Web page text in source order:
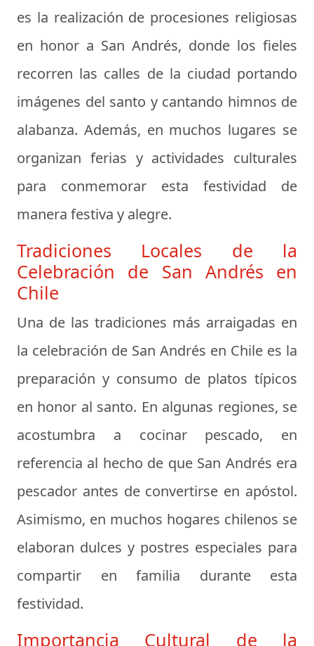
es la realización de procesiones religiosas
en honor a San Andrés, donde los fieles
recorren las calles de la ciudad portando
imágenes del santo y cantando himnos de
alabanza. Además, en muchos lugares se
organizan ferias y actividades culturales
para conmemorar esta festividad de
manera festiva y alegre.
Tradiciones Locales de la
Celebración de San Andrés en
Chile
Una de las tradiciones más arraigadas en
la celebración de San Andrés en Chile es la
preparación y consumo de platos típicos
en honor al santo. En algunas regiones, se
acostumbra a cocinar pescado, en
referencia al hecho de que San Andrés era
pescador antes de convertirse en apóstol.
Asimismo, en muchos hogares chilenos se
elaboran dulces y postres especiales para
compartir en familia durante esta
festividad.
Importancia Cultural de la